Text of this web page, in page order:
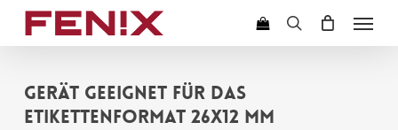
Menu
Gerät geeignet für das
Etikettenformat 26x12 mm